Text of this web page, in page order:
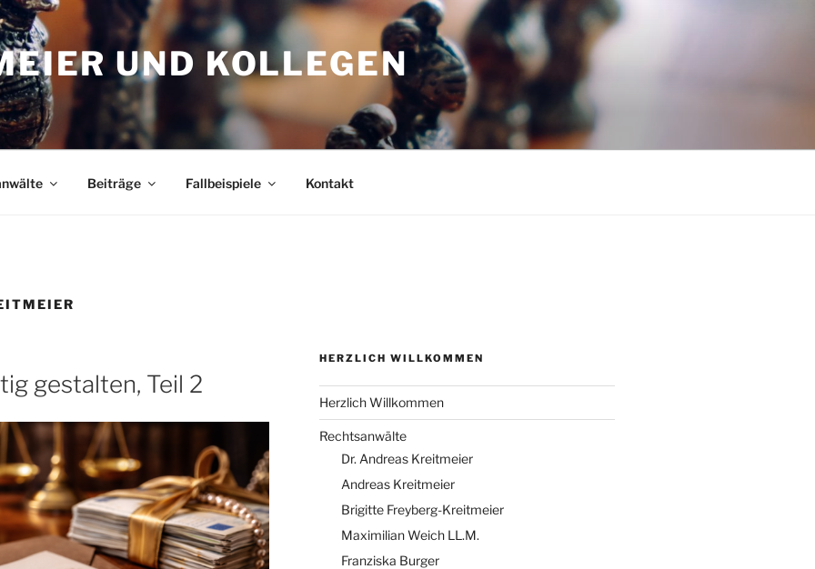
UND KOLLEGEN
Beiträge Fallbeispiele Kontakt
gestalten, Teil 2
HERZLICH WILLKOMMEN
Herzlich Willkommen
Rechtsanwälte
Dr. Andreas Kreitmeier
Andreas Kreitmeier
Brigitte Freyberg-Kreitmeier
Maximilian Weich LL.M.
Franziska Burger